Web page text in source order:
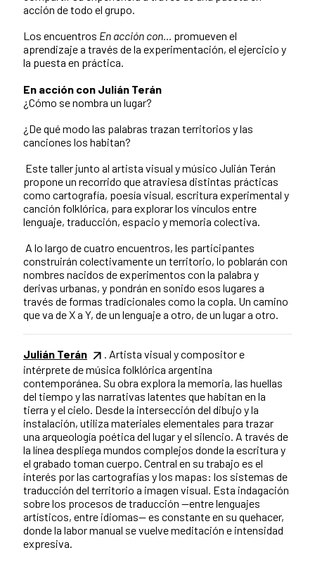
acción de todo el grupo.
Los encuentros En acción con… promueven el
aprendizaje a través de la experimentación, el ejercicio y
la puesta en práctica.
En acción con Julián Terán
¿Cómo se nombra un lugar?
¿De qué modo las palabras trazan territorios y las
canciones los habitan?
Este taller junto al artista visual y músico Julián Terán
propone un recorrido que atraviesa distintas prácticas
como cartografía, poesía visual, escritura experimental y
canción folklórica, para explorar los vínculos entre
lenguaje, traducción, espacio y memoria colectiva.
A lo largo de cuatro encuentros, les participantes
construirán colectivamente un territorio, lo poblarán con
nombres nacidos de experimentos con la palabra y
derivas urbanas, y pondrán en sonido esos lugares a
través de formas tradicionales como la copla. Un camino
que va de X a Y, de un lenguaje a otro, de un lugar a otro.
Julián Terán
. Artista visual y compositor e
intérprete de música folklórica argentina
contemporánea. Su obra explora la memoria, las huellas
del tiempo y las narrativas latentes que habitan en la
tierra y el cielo. Desde la intersección del dibujo y la
instalación, utiliza materiales elementales para trazar
una arqueología poética del lugar y el silencio. A través de
la línea despliega mundos complejos donde la escritura y
el grabado toman cuerpo. Central en su trabajo es el
interés por las cartografías y los mapas: los sistemas de
traducción del territorio a imagen visual. Esta indagación
sobre los procesos de traducción —entre lenguajes
artísticos, entre idiomas— es constante en su quehacer,
donde la labor manual se vuelve meditación e intensidad
expresiva.